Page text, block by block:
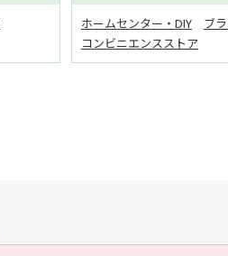
ホームセンター・DIY
ブ
コンビニエンスストア